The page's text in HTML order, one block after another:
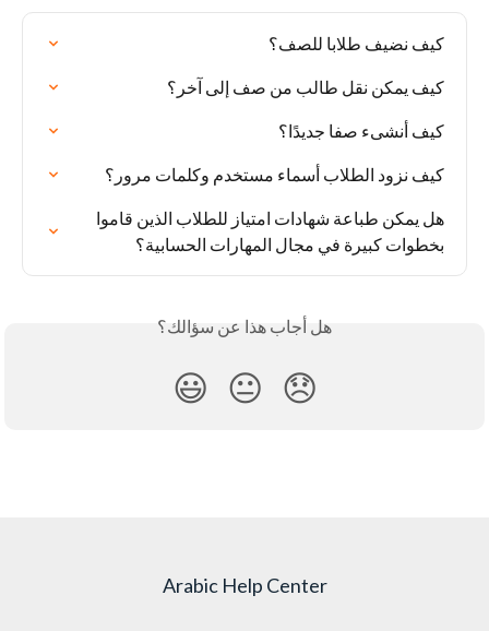
كيف نضيف طلابا للصف؟
كيف يمكن نقل طالب من صف إلى آخر؟
كيف أنشىء صفا جديدًا؟
كيف نزود الطلاب أسماء مستخدم وكلمات مرور؟
هل يمكن طباعة شهادات امتياز للطلاب الذين قاموا
بخطوات كبيرة في مجال المهارات الحسابية؟
هل أجاب هذا عن سؤالك؟
😞
😐
😃
Arabic Help Center